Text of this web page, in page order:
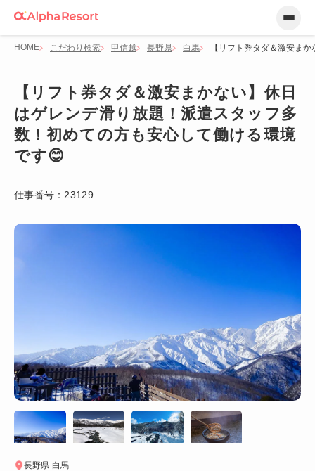
HOME こだわり検索 甲信越 長野県 白馬 【リフト券タダ＆激安ま
【リフト券タダ＆激安まかない】休日
はゲレンデ滑り放題！派遣スタッフ多
数！初めての方も安心して働ける環境
です😊
仕事番号： 23129
長野県 白馬